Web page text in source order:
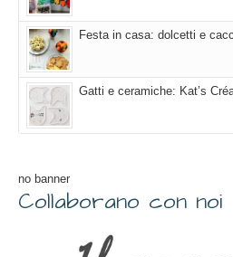
Festa in casa: dolcetti e
Gatti e ceramiche: Kat’s
no banner
Collaborano con noi